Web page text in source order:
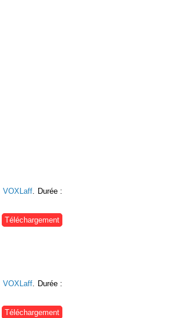
VOXLaff. Durée :
Téléchargement
VOXLaff. Durée :
Téléchargement